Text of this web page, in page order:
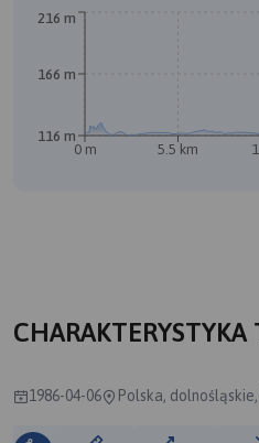
0 m 5.5 km
116 m
166 m
216 m
CHARAKTERYSTYKA
1986-04-06 Polska,